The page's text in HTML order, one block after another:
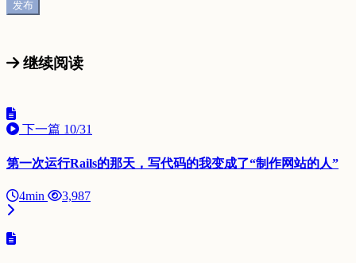
继续阅读
下一篇 10/31
第一次运行Rails的那天，写代码的我变成了“制作网站的人”
4min 3,987